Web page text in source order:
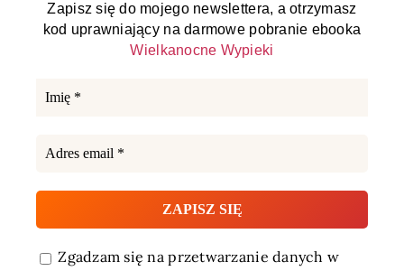
Zapisz się do mojego newslettera, a otrzymasz
kod uprawniający na darmowe pobranie ebooka
Wielkanocne Wypieki
Zgadzam się na przetwarzanie danych w